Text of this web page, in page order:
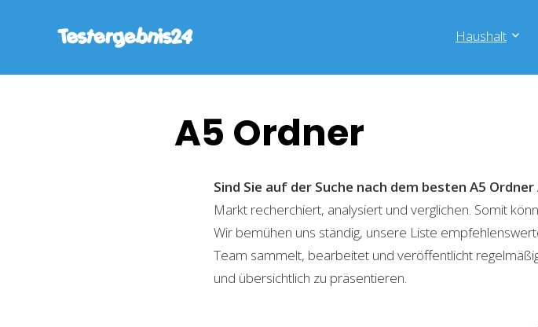
Haushalt
A5 Ordner
Sind Sie auf der Suche nach dem besten A5 Ordner
Markt recherchiert, analysiert und verglichen. Somit
Wir bemühen uns ständig, unsere Liste
Team sammelt, bearbeitet und veröffentlicht
und übersichtlich zu präsentieren.